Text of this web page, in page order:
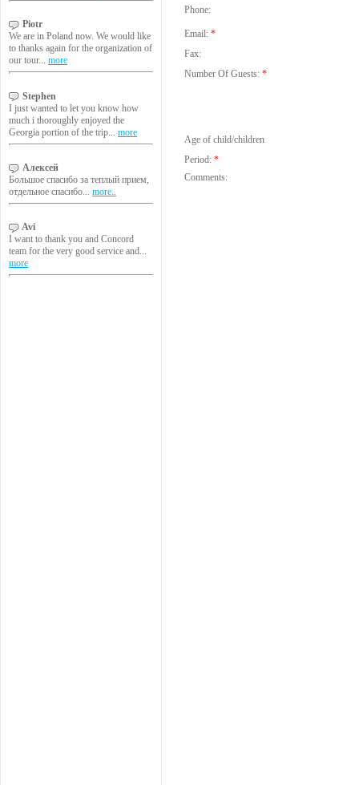
Piotr
We are in Poland now. We would like
to thanks again for the organization of
our tour... more
Stephen
I just wanted to let you know how
much i thoroughly enjoyed the
Georgia portion of the trip... more
Алексей
Большое спасибо за теплый прием,
отдельное спасибо... more..
Avi
I want to thank you and Concord
team for the very good service and...
more
Phone:
Email: *
Fax:
Number Of Guests: *
Age of child/children
Period: *
Comments: